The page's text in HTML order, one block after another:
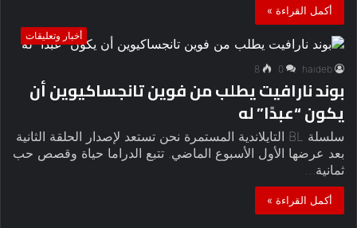
أكمل القراءة »
أخبار وتعليقات
haideb
0
8
بوند نارافيت يطلب من فوين تانجساكيوين أن
يكون “عبدًا” له
سلسلة BL التايلاندية المستمرة نحن تستعد لإصدار الحلقة الثانية
بعد عرضها الأول الأسبوع الماضي. تتبع الدراما حياة وقصص حب
ثمانية…
أكمل القراءة »